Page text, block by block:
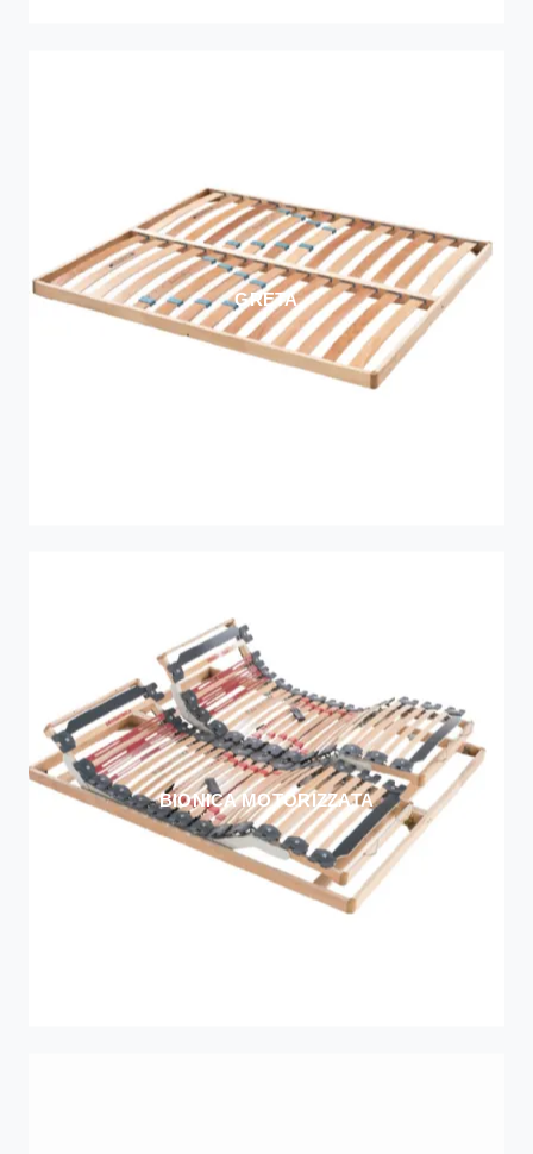
GRETA
BIONICA MOTORIZZATA